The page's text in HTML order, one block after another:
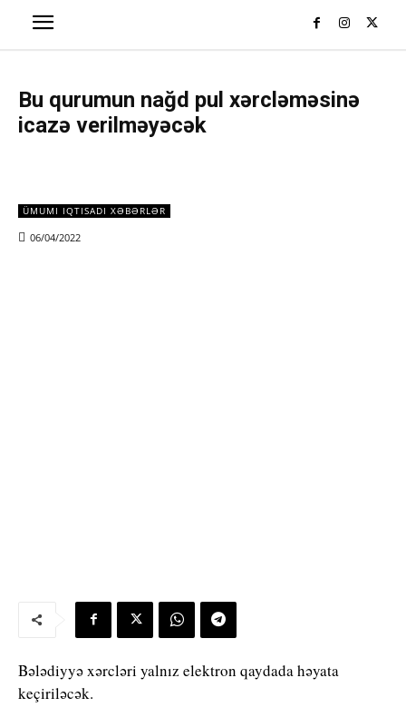
Bu qurumun nağd pul xərcləməsinə
icazə verilməyəcək
ÜMUMI IQTISADI XƏBƏRLƏR
06/04/2022
Bələdiyyə xərcləri yalnız elektron qaydada həyata
keçiriləcək.